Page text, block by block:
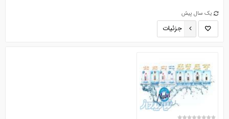
یک سال پیش
جزئیات